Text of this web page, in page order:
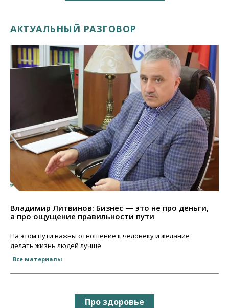
АКТУАЛЬНЫЙ РАЗГОВОР
Владимир Литвинов: Бизнес — это не про деньги,
а про ощущение правильности пути
На этом пути важны отношение к человеку и желание
делать жизнь людей лучше
Все материалы
Про здоровье